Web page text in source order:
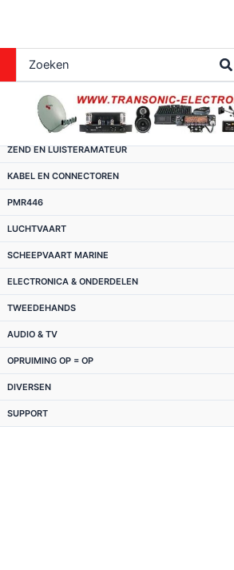
de
inhoud
naar:
ZEND EN LUISTERAMATEUR
KABEL EN CONNECTOREN
PMR446
LUCHTVAART
SCHEEPVAART MARINE
ELECTRONICA & ONDERDELEN
TWEEDEHANDS
AUDIO & TV
OPRUIMING OP = OP
DIVERSEN
SUPPORT